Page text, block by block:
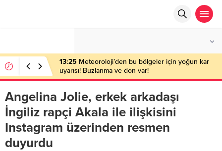
13:25 Meteoroloji’den bu bölgeler için yoğun kar
uyarısı! Buzlanma ve don var!
Angelina Jolie, erkek arkadaşı
İngiliz rapçi Akala ile ilişkisini
Instagram üzerinden resmen
duyurdu